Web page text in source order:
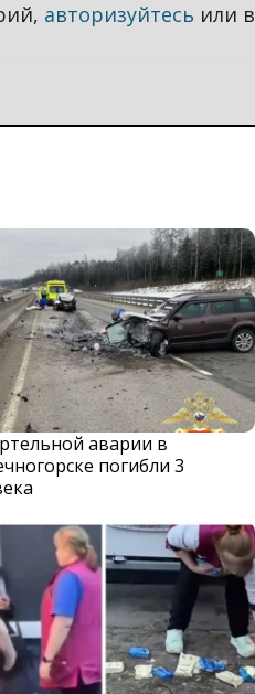
авторизуйтесь или
аварии в
погибли 3